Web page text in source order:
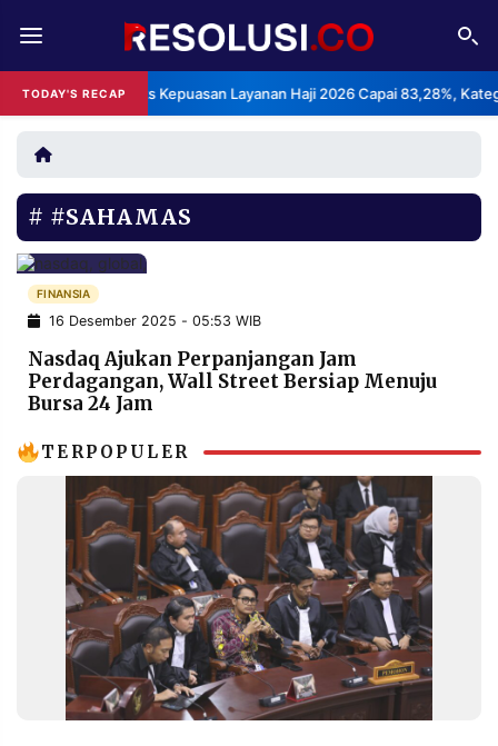
TODAY'S RECAP
BPS: Indeks Kepuasan Layanan Haji 2026 Capai 83,28%, Kategori
REDAKSI TENTANG
RESOLUSI IKLAN
RUBRIKASI
EDITORIAL
FINANSIA
MANCA SPORT
INFORMASI
PRIVACY
POLICY
BERITA
WARGA
INFORMASI
IKLAN
KIRIM
TULISAN
PENGADUAN TERM
OF
SERVICE
#SAHAMAS
FINANSIA
16 Desember 2025 - 05:53 WIB
Nasdaq Ajukan Perpanjangan Jam
Perdagangan, Wall Street Bersiap Menuju
Bursa 24 Jam
TERPOPULER